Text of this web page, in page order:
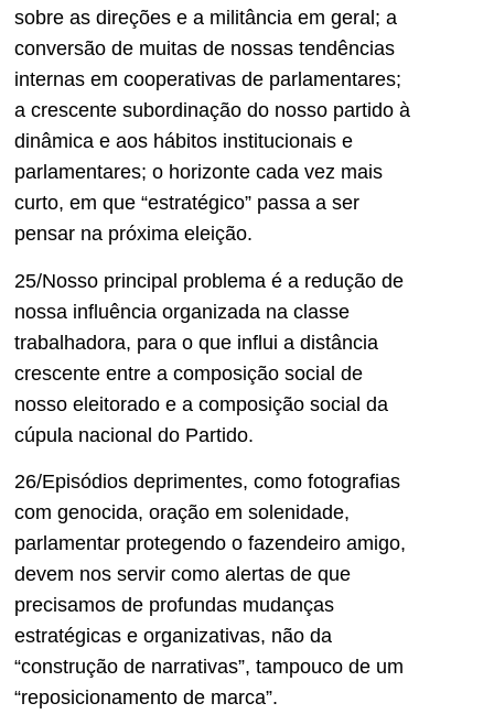
sobre as direções e a militância em geral; a
conversão de muitas de nossas tendências
internas em cooperativas de parlamentares;
a crescente subordinação do nosso partido à
dinâmica e aos hábitos institucionais e
parlamentares; o horizonte cada vez mais
curto, em que “estratégico” passa a ser
pensar na próxima eleição.
25/Nosso principal problema é a redução de
nossa influência organizada na classe
trabalhadora, para o que influi a distância
crescente entre a composição social de
nosso eleitorado e a composição social da
cúpula nacional do Partido.
26/Episódios deprimentes, como fotografias
com genocida, oração em solenidade,
parlamentar protegendo o fazendeiro amigo,
devem nos servir como alertas de que
precisamos de profundas mudanças
estratégicas e organizativas, não da
“construção de narrativas”, tampouco de um
“reposicionamento de marca”.